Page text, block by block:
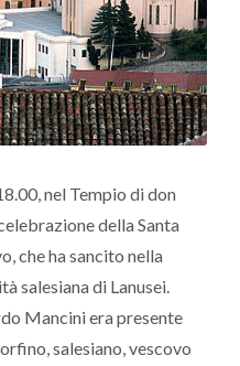
nel Tempio di don
della Santa
che ha sancito nella
salesiana di Lanusei.
Mancini era presente
salesiano, vescovo